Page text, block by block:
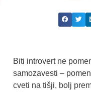
Biti introvert ne
samozavesti –
cveti na tišji, bolj